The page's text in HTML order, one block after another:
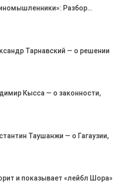
Разбор…
Тарнавский — о решении
Кысса — о законности,
Таушанжи — о Гагаузии,
и показывает «лейбл Шора»